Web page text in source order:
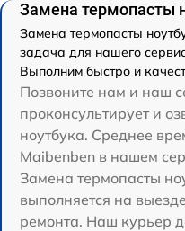
Замена термопасты
Замена термопасты
задача для нашего
Выполним быстро и
Позвоните нам и наш
проконсультирует и
ноутбука. Среднее
Maibenben в нашем
Замена термопасты
выполняется на
ремонта. Наш курьер